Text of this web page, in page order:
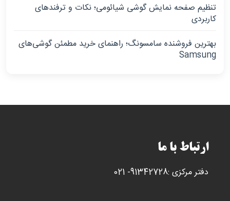
تنظیم صفحه نمایش گوشی شیائومی؛ نکات و ترفندهای
کاربردی
بهترین فروشنده سامسونگ؛ راهنمای خرید مطمئن گوشی‌های
Samsung
ارتباط با ما
دفتر مرکزی :91342728- 021